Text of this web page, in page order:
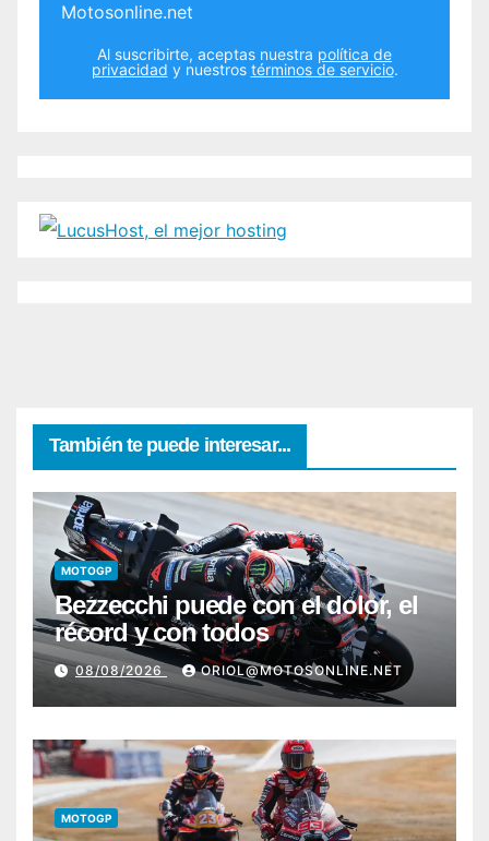
Motosonline.net
Al suscribirte, aceptas nuestra política de
privacidad y nuestros términos de servicio.
También te puede interesar...
MOTOGP
Bezzecchi puede con el dolor, el
récord y con todos
08/08/2026 ORIOL@MOTOSONLINE.NET
MOTOGP